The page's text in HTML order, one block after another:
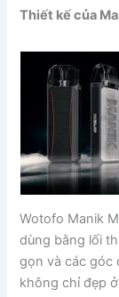
Thiết kế của
Wotofo Manik
dùng bằng lối
gọn và các góc
không chỉ đẹp